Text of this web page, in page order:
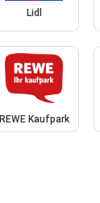
Lidl
REWE Kaufpark